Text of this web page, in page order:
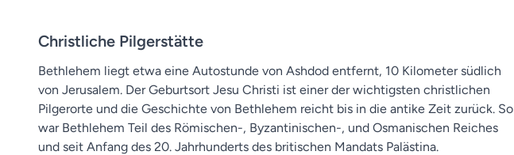
Christliche Pilgerstätte
Bethlehem liegt etwa eine Autostunde von Ashdod entfernt, 10 Kilometer südlich
von Jerusalem. Der Geburtsort Jesu Christi ist einer der wichtigsten christlichen
Pilgerorte und die Geschichte von Bethlehem reicht bis in die antike Zeit zurück. So
war Bethlehem Teil des Römischen-, Byzantinischen-, und Osmanischen Reiches
und seit Anfang des 20. Jahrhunderts des britischen Mandats Palästina.